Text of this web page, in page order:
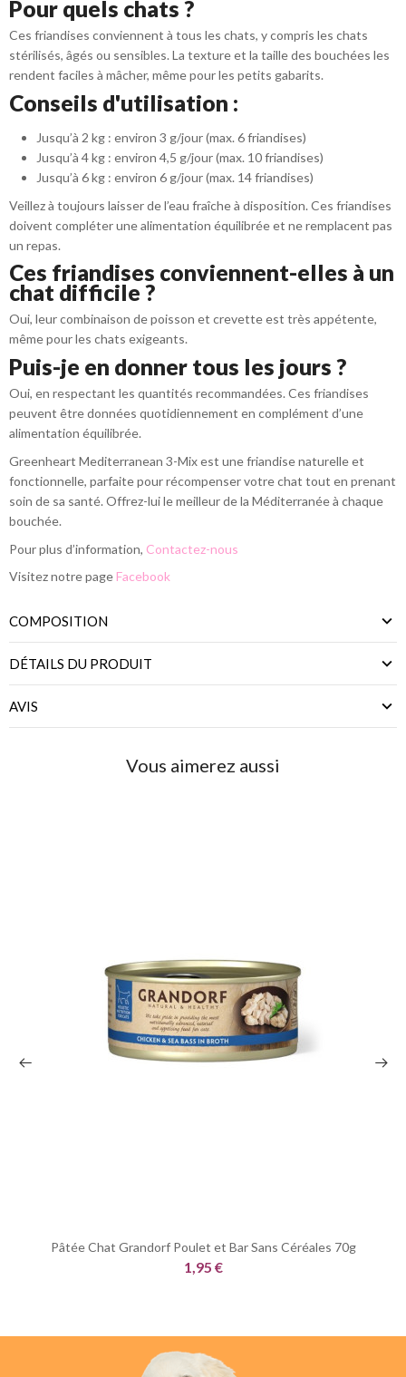
Pour quels chats ?
Ces friandises conviennent à tous les chats, y compris les chats
stérilisés, âgés ou sensibles. La texture et la taille des bouchées les
rendent faciles à mâcher, même pour les petits gabarits.
Conseils d'utilisation :
Jusqu’à 2 kg : environ 3 g/jour (max. 6 friandises)
Jusqu’à 4 kg : environ 4,5 g/jour (max. 10 friandises)
Jusqu’à 6 kg : environ 6 g/jour (max. 14 friandises)
Veillez à toujours laisser de l’eau fraîche à disposition. Ces friandises
doivent compléter une alimentation équilibrée et ne remplacent pas
un repas.
Ces friandises conviennent-elles à un
chat difficile ?
Oui, leur combinaison de poisson et crevette est très appétente,
même pour les chats exigeants.
Puis-je en donner tous les jours ?
Oui, en respectant les quantités recommandées. Ces friandises
peuvent être données quotidiennement en complément d’une
alimentation équilibrée.
Greenheart Mediterranean 3-Mix est une friandise naturelle et
fonctionnelle, parfaite pour récompenser votre chat tout en prenant
soin de sa santé. Offrez-lui le meilleur de la Méditerranée à chaque
bouchée.
Pour plus d’information, Contactez-nous
Visitez notre pageFacebook
COMPOSITION
DÉTAILS DU PRODUIT
AVIS
Vous aimerez aussi
Pâtée Chat Grandorf Poulet et Bar Sans Céréales 70g
1,95 €